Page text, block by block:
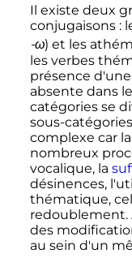
Il existe deux
conjugaisons :
-ω) et les
les verbes
présence
absente dans
catégories se
sous-
complexe car
nombreux
vocalique, la
désinences,
thématique,
redoublement.
des
au sein d'un